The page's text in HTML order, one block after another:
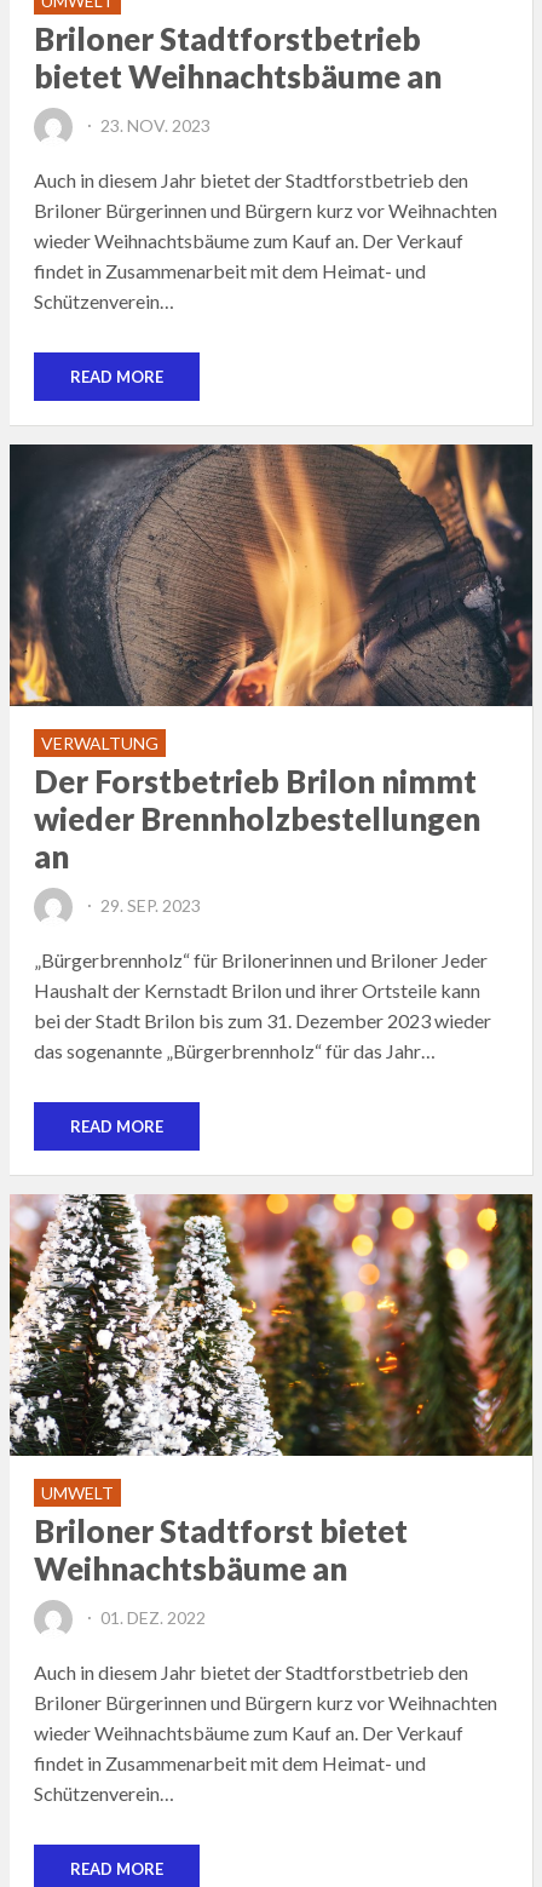
Briloner Stadtforstbetrieb
bietet Weihnachtsbäume an
POSTED
23. NOV. 2023
Auch in diesem Jahr bietet der Stadtforstbetrieb den
Briloner Bürgerinnen und Bürgern kurz vor Weihnachten
wieder Weihnachtsbäume zum Kauf an. Der Verkauf
findet in Zusammenarbeit mit dem Heimat- und
Schützenverein…
READ MORE
VERWALTUNG
Der Forstbetrieb Brilon nimmt
wieder Brennholzbestellungen
an
POSTED
29. SEP. 2023
„Bürgerbrennholz“ für Brilonerinnen und Briloner Jeder
Haushalt der Kernstadt Brilon und ihrer Ortsteile kann
bei der Stadt Brilon bis zum 31. Dezember 2023 wieder
das sogenannte „Bürgerbrennholz“ für das Jahr…
READ MORE
UMWELT
Briloner Stadtforst bietet
Weihnachtsbäume an
POSTED
01. DEZ. 2022
Auch in diesem Jahr bietet der Stadtforstbetrieb den
Briloner Bürgerinnen und Bürgern kurz vor Weihnachten
wieder Weihnachtsbäume zum Kauf an. Der Verkauf
findet in Zusammenarbeit mit dem Heimat- und
Schützenverein…
READ MORE